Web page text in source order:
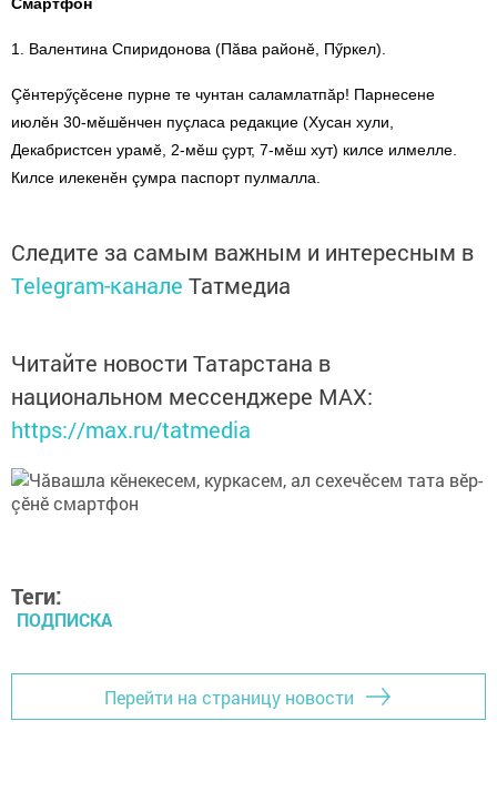
1. Валентина Спиридонова (Пăва районӗ, Пӳркел).
Çӗнтерӳçӗсене пурне те чунтан саламлатпăр! Парнесене
июлӗн 30-мӗшӗнчен пуçласа редакцие (Хусан хули,
Декабристсен урамӗ, 2-мӗш çурт, 7-мӗш хут) килсе илмелле.
Килсе илекенӗн çумра паспорт пулмалла.
Следите за самым важным и интересным в
Telegram-канале Татмедиа
Читайте новости Татарстана в
национальном мессенджере MАХ:
https://max.ru/tatmedia
Теги:
ПОДПИСКА
Перейти на страницу новости